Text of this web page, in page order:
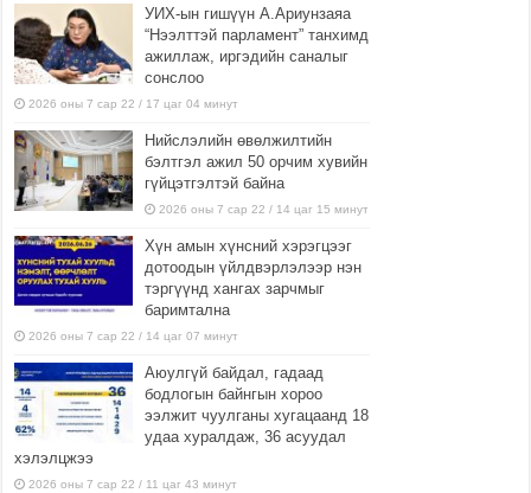
УИХ-ын гишүүн А.Ариунзаяа
“Нээлттэй парламент” танхимд
ажиллаж, иргэдийн саналыг
сонслоо
2026 оны 7 сар 22 / 17 цаг 04 минут
Нийслэлийн өвөлжилтийн
бэлтгэл ажил 50 орчим хувийн
гүйцэтгэлтэй байна
2026 оны 7 сар 22 / 14 цаг 15 минут
Хүн амын хүнсний хэрэгцээг
дотоодын үйлдвэрлэлээр нэн
тэргүүнд хангах зарчмыг
баримтална
2026 оны 7 сар 22 / 14 цаг 07 минут
Аюулгүй байдал, гадаад
бодлогын байнгын хороо
ээлжит чуулганы хугацаанд 18
удаа хуралдаж, 36 асуудал
хэлэлцжээ
2026 оны 7 сар 22 / 11 цаг 43 минут